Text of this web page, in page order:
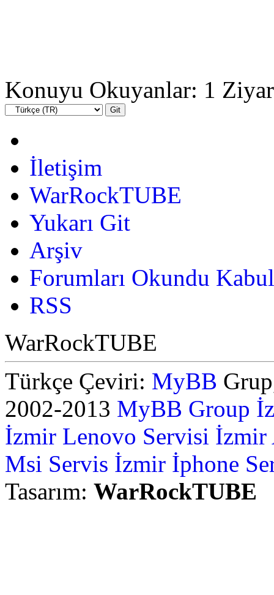
Konuyu Okuyanlar: 1
İletişim
WarRockTUBE
Yukarı Git
Arşiv
Forumları Okundu
RSS
WarRockTUBE
Türkçe Çeviri: MyBB
2002-2013 MyBB Group
İzmir Lenovo Servisi İzmir
Msi Servis İzmir İphone
Tasarım: WarRockTUBE